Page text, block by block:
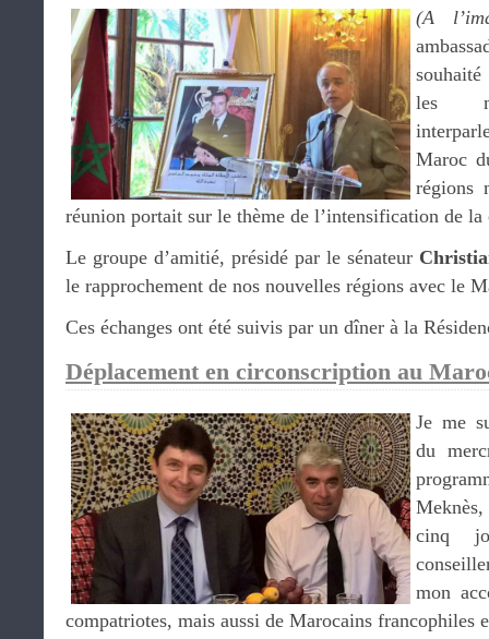
(A
les
Maroc
régions
réunion portait sur le thème de l’intensification de la
Le groupe d’amitié, présidé par le sénateur
le rapprochement de nos nouvelles régions avec le
Ces échanges ont été suivis par un dîner à la
Déplacement en circonscription au
Je me
du
cinq
mon
compatriotes, mais aussi de Marocains francophiles